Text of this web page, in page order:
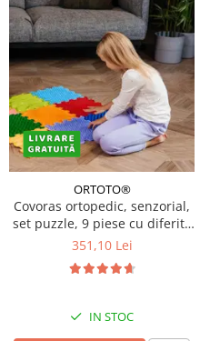
ORTOTO®
Covoras ortopedic, senzorial,
set puzzle, 9 piese cu diferite
texturi, Stimulative Rainbow
351,10 Lei
IN STOC